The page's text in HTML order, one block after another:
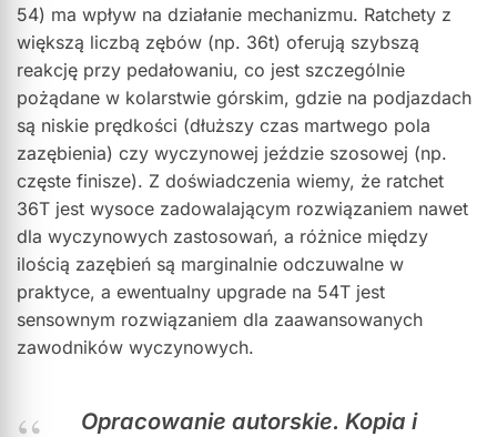
54) ma wpływ na działanie mechanizmu. Ratchety z
większą liczbą zębów (np. 36t) oferują szybszą
reakcję przy pedałowaniu, co jest szczególnie
pożądane w kolarstwie górskim, gdzie na podjazdach
są niskie prędkości (dłuższy czas martwego pola
zazębienia) czy wyczynowej jeździe szosowej (np.
częste finisze). Z doświadczenia wiemy, że ratchet
36T jest wysoce zadowalającym rozwiązaniem nawet
dla wyczynowych zastosowań, a różnice między
ilością zazębień są marginalnie odczuwalne w
praktyce, a ewentualny upgrade na 54T jest
sensownym rozwiązaniem dla zaawansowanych
zawodników wyczynowych.
Opracowanie autorskie. Kopia i